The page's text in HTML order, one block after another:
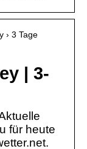
› 3 Tage
| 3-
für heute